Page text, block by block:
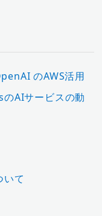
のAWS活用
AIサービスの動
て